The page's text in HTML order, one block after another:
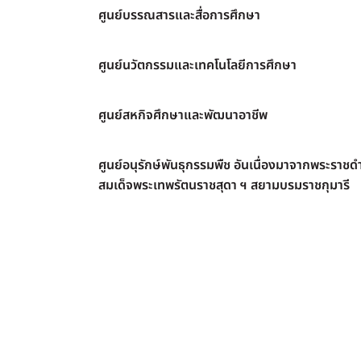
ศูนย์บรรณสารและสื่อการศึกษา
ศูนย์นวัตกรรมและเทคโนโลยีการศึกษา
ศูนย์สหกิจศึกษาและพัฒนาอาชีพ
ศูนย์อนุรักษ์พันธุกรรมพืช อันเนื่องมาจากพระราชด
สมเด็จพระเทพรัตนราชสุดา ฯ สยามบรมราชกุมารี